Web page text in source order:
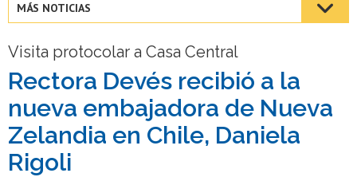
Estudiantes
Académicas/os
Funcionarias/os
Egresadas/os
MÁS NOTICIAS
Visita protocolar a Casa Central
Rectora Devés recibió a la
nueva embajadora de Nueva
Zelandia en Chile, Daniela
Rigoli